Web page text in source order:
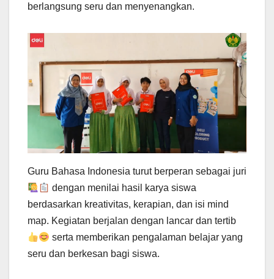
berlangsung seru dan menyenangkan.
Guru Bahasa Indonesia turut berperan sebagai juri
dengan menilai hasil karya siswa
berdasarkan kreativitas, kerapian, dan isi mind
map. Kegiatan berjalan dengan lancar dan tertib
serta memberikan pengalaman belajar yang
seru dan berkesan bagi siswa.